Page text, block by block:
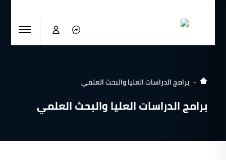
برامج الدراسات العليا والبحث العلمي
برامج الدراسات العليا والبحث العلمي